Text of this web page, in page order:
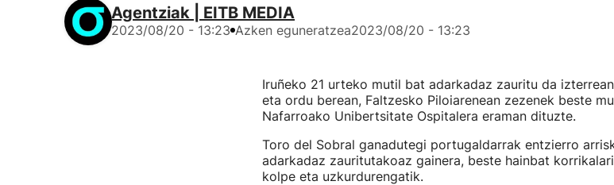
Agentziak | EITB MEDIA
2023/08/20 - 13:23 Azken eguneratzea2023/08/20 - 13:23
Iruñeko 21 urteko mutil bat adarkadaz zauritu da
eta ordu berean, Faltzesko Piloiarenean zezenek beste
Nafarroako Unibertsitate Ospitalera eraman dituzte.
Toro del Sobral ganadutegi portugaldarrak entzierro
adarkadaz zauritutakoaz gainera, beste hainbat
kolpe eta uzkurdurengatik.